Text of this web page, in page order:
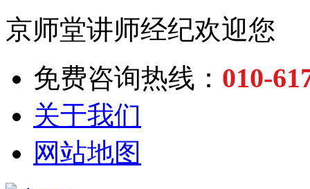
京师堂讲师经纪欢迎您
免费咨询热线： 010-
关于我们
网站地图